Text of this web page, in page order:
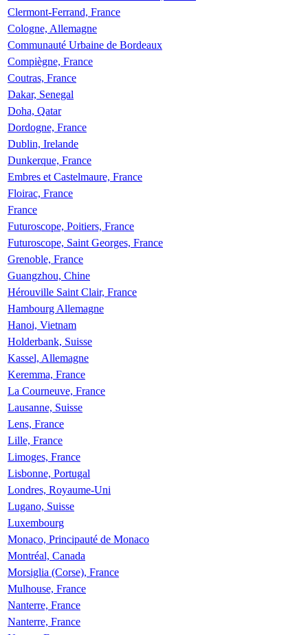
Clermont-Ferrand, France
Cologne, Allemagne
Communauté Urbaine de Bordeaux
Compiègne, France
Coutras, France
Dakar, Senegal
Doha, Qatar
Dordogne, France
Dublin, Irelande
Dunkerque, France
Embres et Castelmaure, France
Floirac, France
France
Futuroscope, Poitiers, France
Futuroscope, Saint Georges, France
Grenoble, France
Guangzhou, Chine
Hérouville Saint Clair, France
Hambourg Allemagne
Hanoi, Vietnam
Holderbank, Suisse
Kassel, Allemagne
Keremma, France
La Courneuve, France
Lausanne, Suisse
Lens, France
Lille, France
Limoges, France
Lisbonne, Portugal
Londres, Royaume-Uni
Lugano, Suisse
Luxembourg
Monaco, Principauté de Monaco
Montréal, Canada
Morsiglia (Corse), France
Mulhouse, France
Nanterre, France
Nanterre, France